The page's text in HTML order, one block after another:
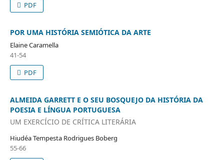
PDF
POR UMA HISTÓRIA SEMIÓTICA DA ARTE
Elaine Caramella
41-54
PDF
ALMEIDA GARRETT E O SEU BOSQUEJO DA HISTÓRIA DA
POESIA E LÍNGUA PORTUGUESA
UM EXERCÍCIO DE CRÍTICA LITERÁRIA
Hiudéa Tempesta Rodrigues Boberg
55-66